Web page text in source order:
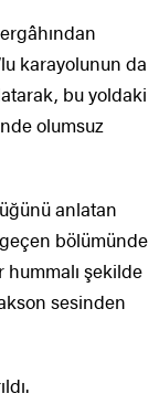
karayolunun da
bu yoldaki
olumsuz
anlatan
bölümünde
şekilde
sesinden